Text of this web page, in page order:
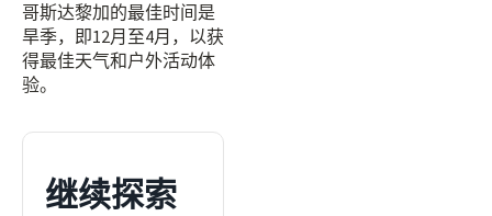
哥斯达黎加的最佳时间是
旱季，即12月至4月，以获
得最佳天气和户外活动体
验。
继续探索